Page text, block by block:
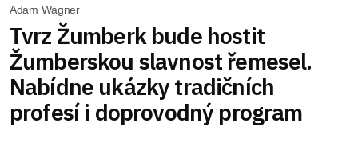
Adam Wágner
Tvrz Žumberk bude hostit
Žumberskou slavnost řemesel.
Nabídne ukázky tradičních
profesí i doprovodný program